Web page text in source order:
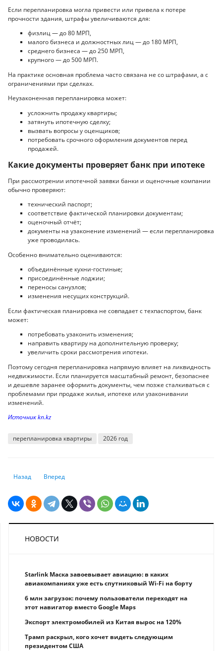
Если перепланировка могла привести или привела к потере
прочности здания, штрафы увеличиваются для:
физлиц — до 80 МРП,
малого бизнеса и должностных лиц — до 180 МРП,
среднего бизнеса — до 250 МРП,
крупного — до 500 МРП.
На практике основная проблема часто связана не со штрафами, а с
ограничениями при сделках.
Неузаконенная перепланировка может:
усложнить продажу квартиры;
затянуть ипотечную сделку;
вызвать вопросы у оценщиков;
потребовать срочного оформления документов перед
продажей.
Какие документы проверяет банк при ипотеке
При рассмотрении ипотечной заявки банки и оценочные компании
обычно проверяют:
технический паспорт;
соответствие фактической планировки документам;
оценочный отчёт;
документы на узаконение изменений — если перепланировка
уже проводилась.
Особенно внимательно оцениваются:
объединённые кухни-гостиные;
присоединённые лоджии;
переносы санузлов;
изменения несущих конструкций.
Если фактическая планировка не совпадает с техпаспортом, банк
может:
потребовать узаконить изменения;
направить квартиру на дополнительную проверку;
увеличить сроки рассмотрения ипотеки.
Поэтому сегодня перепланировка напрямую влияет на ликвидность
недвижимости. Если планируется масштабный ремонт, безопаснее
и дешевле заранее оформить документы, чем позже сталкиваться с
проблемами при продаже жилья, ипотеке или узаконивании
изменений.
Источник kn.kz
перепланировка квартиры 2026 год
Предыдущий: Машина сломалась в незнакомом городе: что делать в
Назад Следующий: Эквайринг для бизнеса: как подключить и
Вперед
НОВОСТИ
Starlink Маска завоевывает авиацию: в каких
авиакомпаниях уже есть спутниковый Wi-Fi на борту
6 млн загрузок: почему пользователи переходят на
этот навигатор вместо Google Maps
Экспорт электромобилей из Китая вырос на 120%
Трамп раскрыл, кого хочет видеть следующим
президентом США